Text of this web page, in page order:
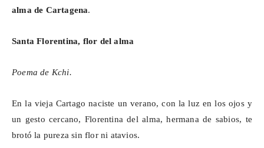
alma de Cartagena.
Santa Florentina, flor del alma
Poema de Kchi.
En la vieja Cartago naciste un verano, con la luz en los ojos y
un gesto cercano, Florentina del alma, hermana de sabios, te
brotó la pureza sin flor ni atavios.